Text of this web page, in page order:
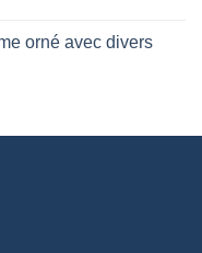
orné avec divers